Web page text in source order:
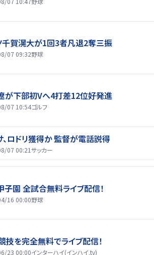
千賀滉大が1回3者凡退2奪三振
07 09:32野球
が下部初Vへ4打差12位好発進
07 10:54ゴルフ
、ロドリ獲得か 監督が電話説得
07 00:21サッカー
子園 全試合無料ライブ配信！
16 00:00野球
技を完全無料でライブ配信！
23 00:00インターハイ(インハイ.tv)